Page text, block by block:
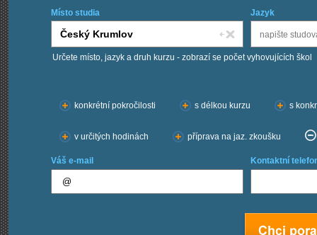
Místo studia Jazyk
Určete místo, jazyk a druh kurzu - zobrazí se počet vyhovujících škol
konkrétní pokročilosti
s délkou kurzu s
v určitých hodinách příprava na jaz. zkoušku
Váš e-mail Kontaktní